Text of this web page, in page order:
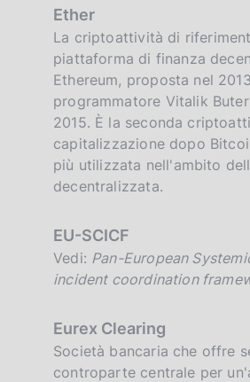
Ether
La criptoattività di
piattaforma di finanza
Ethereum, proposta nel
programmatore Vitalik
2015. È la seconda
capitalizzazione dopo
più utilizzata nell'ambito
decentralizzata.
EU-SCICF
Vedi: Pan-European
incident coordination
Eurex Clearing
Società bancaria che offre
controparte centrale per